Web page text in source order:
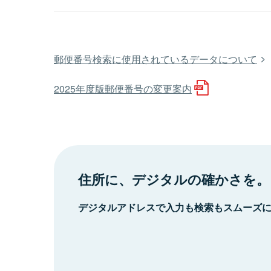
郵便番号検索に使用されているデータについて
2025年度版郵便番号の変更案内
住所に、デジタルの確かさを。
デジタルアドレスで入力も検索もスムーズ